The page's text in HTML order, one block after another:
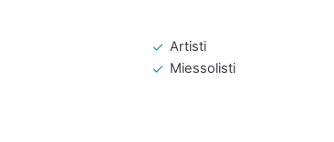
Artisti
Miessolisti